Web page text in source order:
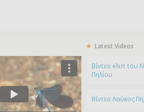
Latest Videos
Bίντεο κλιπ του
Πηλίου
Βίντεο Λαύκος